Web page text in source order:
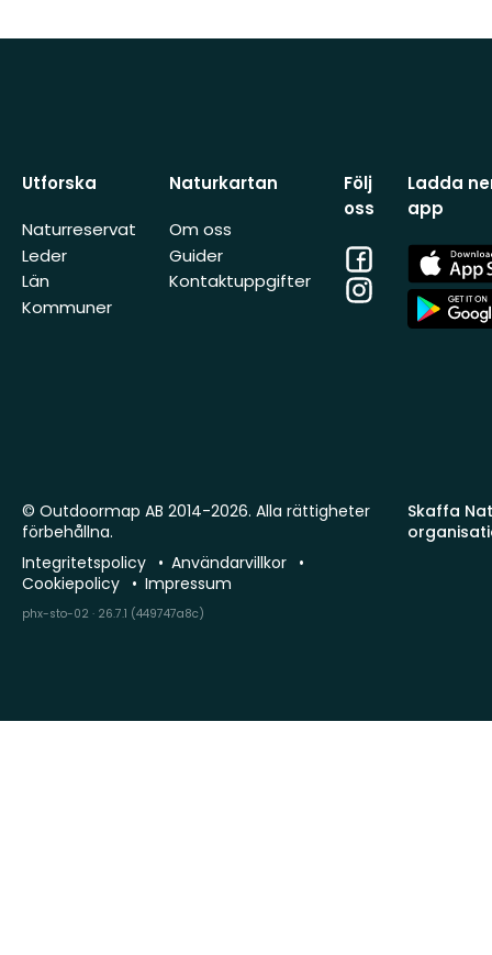
Utforska
Naturreservat
Leder
Län
Kommuner
Naturkartan
Om oss
Guider
Kontaktuppgifter
Följ
oss
Facebook
Instagram
Ladda
app
App
Store
App
Store
Skaffa
© Outdoormap AB 2014-2026. Alla rättigheter
förbehållna.
Integritetspolicy
Användarvillkor
Cookiepolicy
Impressum
phx-sto-02 · 26.7.1 (449747a8c)